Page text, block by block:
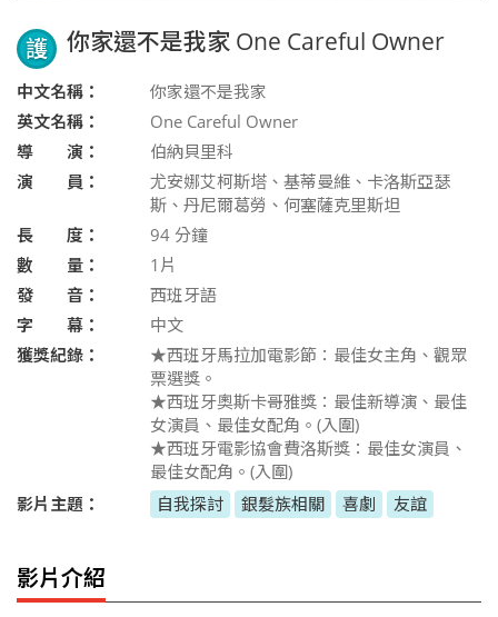
護 你家還不是我家 One Careful Owner
中文名稱：
你家還不是我家
英文名稱：
One Careful Owner
導 演：
伯納貝里科
演 員：
尤安娜艾柯斯塔、基蒂曼維、卡洛斯亞瑟
斯、丹尼爾葛勞、何塞薩克里斯坦
長 度：
94 分鐘
數 量：
1片
發 音：
西班牙語
字 幕：
中文
獲獎紀錄：
★西班牙馬拉加電影節：最佳女主角、觀眾
票選獎。
★西班牙奧斯卡哥雅獎：最佳新導演、最佳
女演員、最佳女配角。(入圍)
★西班牙電影協會費洛斯獎：最佳女演員、
最佳女配角。(入圍)
影片主題：
自我探討 銀髮族相關 喜劇 友誼
影片介紹